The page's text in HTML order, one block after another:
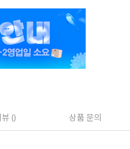
뷰 () 상품 문의